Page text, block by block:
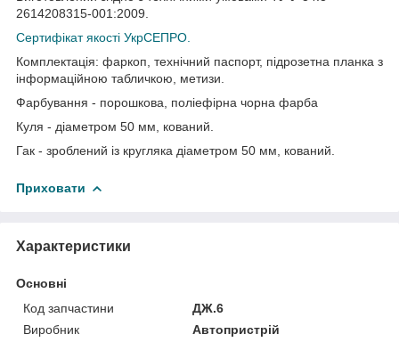
2614208315-001:2009.
Сертифікат якості УкрСЕПРО.
Комплектація: фаркоп, технічний паспорт, підрозетна планка з
інформаційною табличкою, метизи.
Фарбування - порошкова, поліефірна чорна фарба
Куля - діаметром 50 мм, кований.
Гак - зроблений із кругляка діаметром 50 мм, кований.
Приховати
Характеристики
Основні
Код запчастини
ДЖ.6
Виробник
Автопристрій